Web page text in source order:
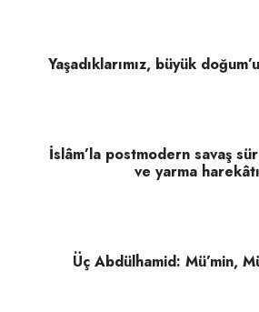
Yaşadıklarımız, büyük
İslâm’la postmodern savaş
ve yarma
Üç Abdülhamid: Mü’min,